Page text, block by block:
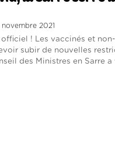
2021
! Les vaccinés et non-
subir de nouvelles
des Ministres en Sarre a